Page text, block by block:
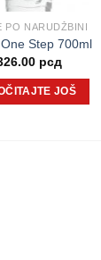
PO NARUDŽBINI
Step 700ml
рсд
JOŠ